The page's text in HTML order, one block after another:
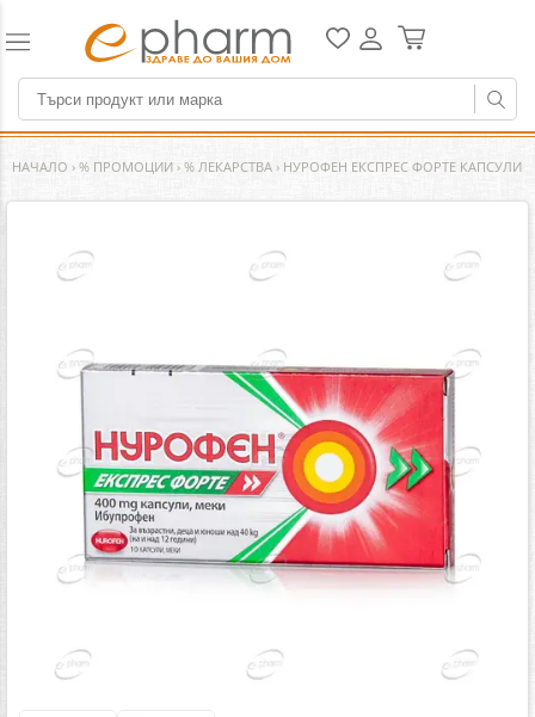
НАЧАЛО › % ПРОМОЦИИ › % ЛЕКАРСТВА › НУРОФЕН ЕКСПРЕС ФОРТЕ КАПСУЛИ